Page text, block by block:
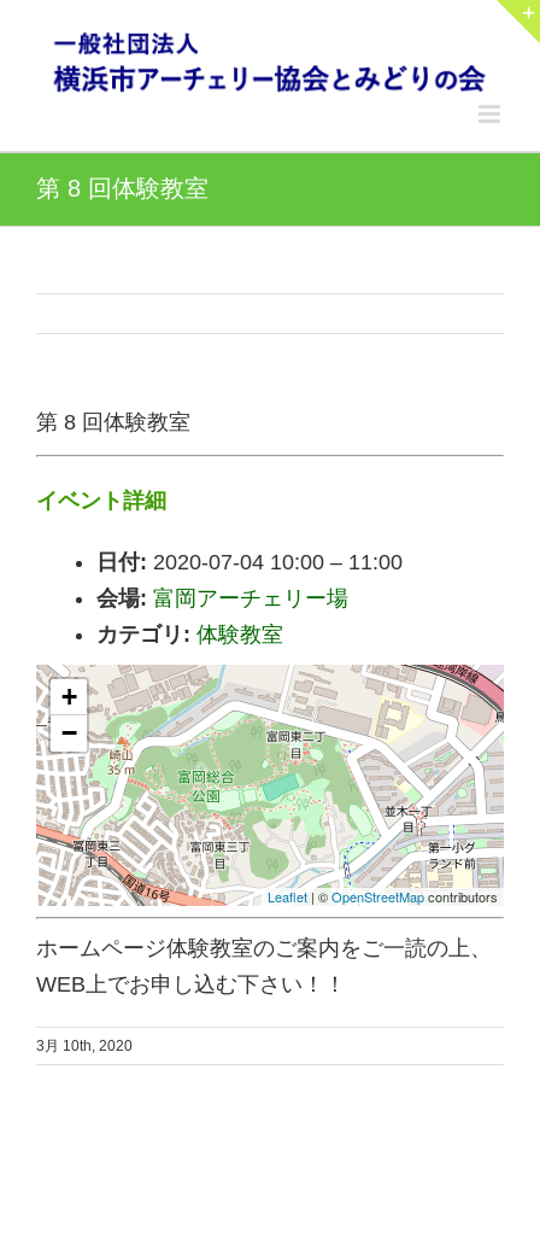
content
第 8 回体験教室
第 8 回体験教室
イベント詳細
日付: 2020-07-04 10:00 – 11:00
会場: 富岡アーチェリー場
カテゴリ: 体験教室
+
−
Leaflet | ©OpenStreetMapcontributors
ホームページ体験教室のご案内をご一読の上、
WEB上でお申し込む下さい！！
3月 10th, 2020